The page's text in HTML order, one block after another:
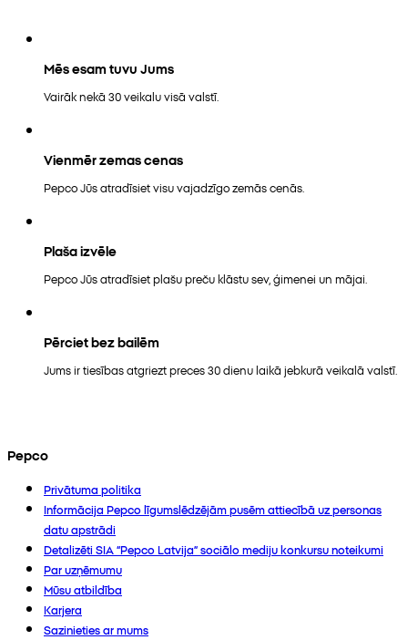
Mēs esam tuvu Jums
Vairāk nekā 30 veikalu visā valstī.
Vienmēr zemas cenas
Pepco Jūs atradīsiet visu vajadzīgo zemās cenās.
Plaša izvēle
Pepco Jūs atradīsiet plašu preču klāstu sev, ģimenei un mājai.
Pērciet bez bailēm
Jums ir tiesības atgriezt preces 30 dienu laikā jebkurā veikalā valstī.
Pepco
Privātuma politika
Informācija Pepco līgumslēdzējām pusēm attiecībā uz personas
datu apstrādi
Detalizēti SIA “Pepco Latvija” sociālo mediju konkursu noteikumi
Par uzņēmumu
Mūsu atbildība
Karjera
Sazinieties ar mums